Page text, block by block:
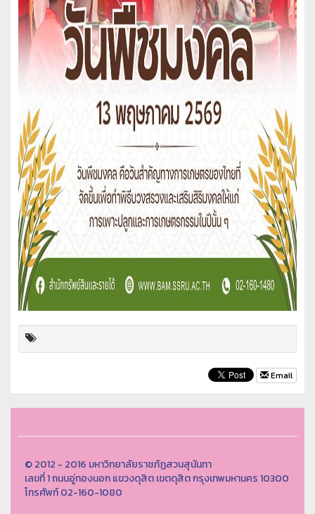
Email
© 2012 - 2016 มหาวิทยาลัยราชภัฏสวนสุนันทา
เลขที่ 1 ถนนอู่ทองนอก แขวงดุสิต เขตดุสิต กรุงเทพมหานคร 10300
โทรศัพท์ 02-160-1080